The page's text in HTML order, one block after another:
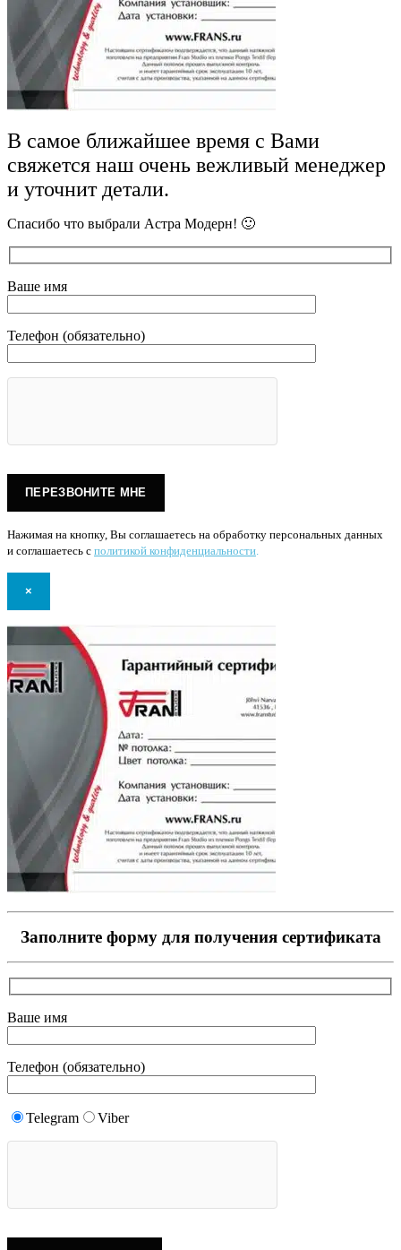
В самое ближайшее время с Вами
свяжется наш очень вежливый менеджер
и уточнит детали.
Спасибо что выбрали Астра Модерн! 🙂
Ваше имя
Телефон (обязательно)
Нажимая на кнопку, Вы соглашаетесь на обработку персональных данных
и соглашаетесь с политикой конфиденциальности.
×
Заполните форму для получения сертификата
Ваше имя
Телефон (обязательно)
Telegram Viber